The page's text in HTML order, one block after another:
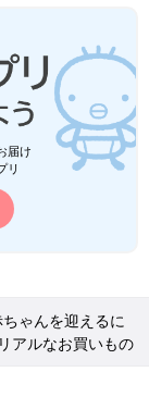
ゃんのため」が
れたのは「家事
から子どもと過
人。スマホが高
反映したアンケ
のアンケート結
届け
リ
ゃんを迎えるに
アルなお買いもの